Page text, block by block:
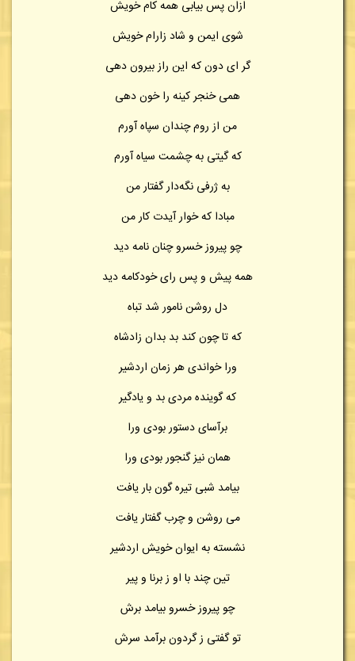
ازان پس بیابی همه کام خویش
شوی ایمن و شاد زارام خویش
گر ای دون که این راز بیرون دهی
همی خنجر کینه را خون دهی
من از روم چندان سپاه آورم
که گیتی به چشمت سیاه آورم
به ژرفی نگه‌دار گفتار من
مبادا که خوار آیدت کار من
چو پیروز خسرو چنان نامه دید
همه پیش و پس رای خودکامه دید
دل روشن نامور شد تباه
که تا چون کند بد بدان زادشاه
ورا خواندی هر زمان اردشیر
که گوینده مردی بد و یادگیر
برآسای دستور بودی ورا
همان نیز گنجور بودی ورا
بیامد شبی تیره گون بار یافت
می روشن و چرب گفتار یافت
نشسته به ایوان خویش اردشیر
تین چند با او ز برنا و پیر
چو پیروز خسرو بیامد برش
تو گفتی ز گردون برآمد سرش